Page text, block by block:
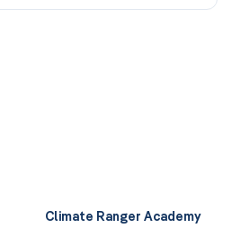
Climate Ranger Academy